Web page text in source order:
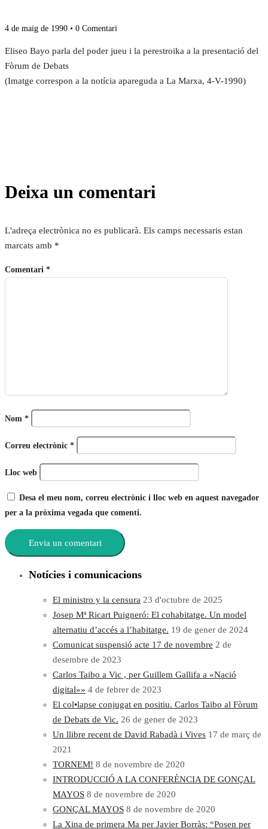
4 de maig de 1990 • 0 Comentari
Eliseo Bayo parla del poder jueu i la perestroika a la presentació del
Fòrum de Debats
(Imatge correspon a la notícia apareguda a La Marxa, 4-V-1990)
Deixa un comentari
L'adreça electrònica no es publicarà. Els camps necessaris estan
marcats amb *
Comentari *
Nom *
Correu electrònic *
Lloc web
Desa el meu nom, correu electrònic i lloc web en aquest navegador
per a la pròxima vegada que comenti.
Notícies i comunicacions
El ministro y la censura 23 d'octubre de 2025
Josep Mª Ricart Puigneró: El cohabitatge. Un model
alternatiu d’accés a l’habitatge. 19 de gener de 2024
Comunicat suspensió acte 17 de novembre 2 de
desembre de 2023
Carlos Taibo a Vic , per Guillem Gallifa a «Nació
digital»» 4 de febrer de 2023
El col•lapse conjugat en positiu. Carlos Taibo al Fòrum
de Debats de Vic. 26 de gener de 2023
Un llibre recent de David Rabadà i Vives 17 de març de
2021
TORNEM! 8 de novembre de 2020
INTRODUCCIÓ A LA CONFERÈNCIA DE GONÇAL
MAYOS 8 de novembre de 2020
GONÇAL MAYOS 8 de novembre de 2020
La Xina de primera Ma per Javier Borràs: “Posen per